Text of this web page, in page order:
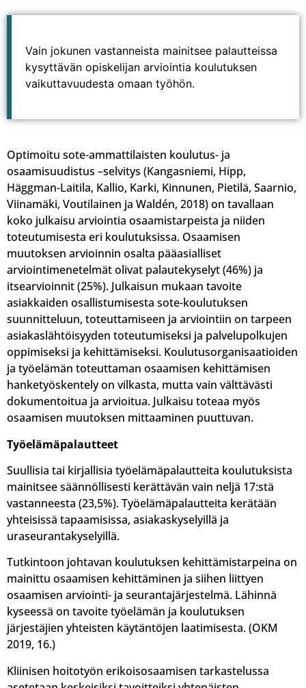
Vain jokunen vastanneista mainitsee palautteissa
kysyttävän opiskelijan arviointia koulutuksen
vaikuttavuudesta omaan työhön.
Optimoitu sote-ammattilaisten koulutus- ja
osaamisuudistus –selvitys (Kangasniemi, Hipp,
Häggman-Laitila, Kallio, Karki, Kinnunen, Pietilä, Saarnio,
Viinamäki, Voutilainen ja Waldén, 2018) on tavallaan
koko julkaisu arviointia osaamistarpeista ja niiden
toteutumisesta eri koulutuksissa. Osaamisen
muutoksen arvioinnin osalta pääasialliset
arviointimenetelmät olivat palautekyselyt (46%) ja
itsearvioinnit (25%). Julkaisun mukaan tavoite
asiakkaiden osallistumisesta sote-koulutuksen
suunnitteluun, toteuttamiseen ja arviointiin on tarpeen
asiakaslähtöisyyden toteutumiseksi ja palvelupolkujen
oppimiseksi ja kehittämiseksi. Koulutusorganisaatioiden
ja työelämän toteuttaman osaamisen kehittämisen
hanketyöskentely on vilkasta, mutta vain välttävästi
dokumentoitua ja arvioitua. Julkaisu toteaa myös
osaamisen muutoksen mittaaminen puuttuvan.
Työelämäpalautteet
Suullisia tai kirjallisia työelämäpalautteita koulutuksista
mainitsee säännöllisesti kerättävän vain neljä 17:stä
vastanneesta (23,5%). Työelämäpalautteita kerätään
yhteisissä tapaamisissa, asiakaskyselyillä ja
uraseurantakyselyillä.
Tutkintoon johtavan koulutuksen kehittämistarpeina on
mainittu osaamisen kehittäminen ja siihen liittyen
osaamisen arviointi- ja seurantajärjestelmä. Lähinnä
kyseessä on tavoite työelämän ja koulutuksen
järjestäjien yhteisten käytäntöjen laatimisesta. (OKM
2019, 16.)
Kliinisen hoitotyön erikoisosaamisen tarkastelussa